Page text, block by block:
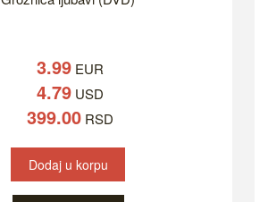
3.99 EUR
4.79 USD
399.00 RSD
Dodaj u korpu